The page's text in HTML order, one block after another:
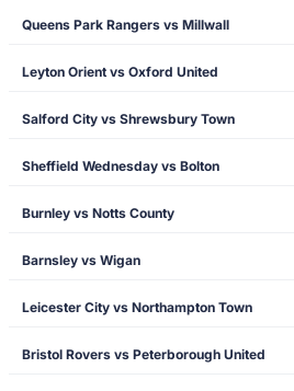
Queens Park Rangers vs Millwall
Leyton Orient vs Oxford United
Salford City vs Shrewsbury Town
Sheffield Wednesday vs Bolton
Burnley vs Notts County
Barnsley vs Wigan
Leicester City vs Northampton Town
Bristol Rovers vs Peterborough United